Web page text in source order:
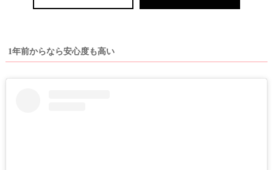
1年前からなら安心度も高い